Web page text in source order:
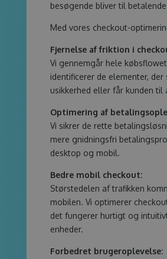
besøgende bliver til
Med vores checkout-
Fjernelse af friktion i
Vi gennemgår hele
identificerer de elementer, der
usikkerhed eller får kunden til
Optimering af
Vi sikrer de rette
mere gnidningsfri
desktop og mobil.
Bedre mobil checkout:
Størstedelen af trafikken
mobilen. Vi optimerer
det fungerer hurtigt og
enheder.
Forbedret brugeroplevelse: